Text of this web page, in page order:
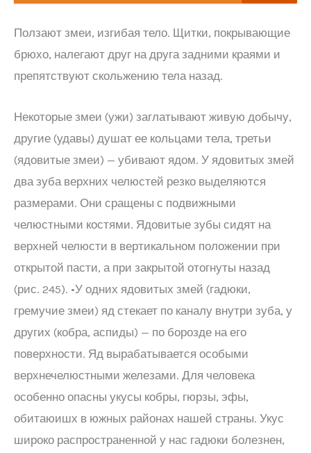
Ползают змеи, изгибая тело. Щитки, покрывающие
брюхо, налегают друг на друга задними краями и
препятствуют скольжению тела назад.
Некоторые змеи (ужи) заглатывают живую добычу,
другие (удавы) душат ее кольцами тела, третьи
(ядовитые змеи) — убивают ядом. У ядовитых змей
два зуба верхних челюстей резко выделяются
размерами. Они сращены с подвижными
челюстными костями. Ядовитые зубы сидят на
верхней челюсти в вертикальном положении при
открытой пасти, а при закрытой отогнуты назад
(рис. 245). •У одних ядовитых змей (гадюки,
гремучие змеи) яд стекает по каналу внутри зуба, у
других (кобра, аспиды) — по борозде на его
поверхности. Яд вырабатывается особыми
верхнечелюстными железами. Для человека
особенно опасны укусы кобры, гюрзы, эфы,
обитаюишх в южных районах нашей страны. Укус
широко распространенной у нас гадюки болезнен,